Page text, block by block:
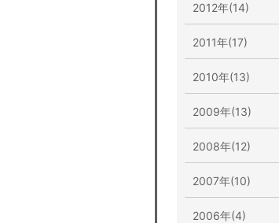
2012年(14)
2011年(17)
2010年(13)
2009年(13)
2008年(12)
2007年(10)
2006年(4)